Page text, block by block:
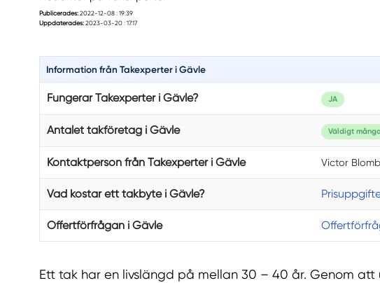
Publicerades: 2022-12-08 : 19:39
Uppdaterades: 2023-03-20 : 17:17
Information från Takexperter i Gävle
Fungerar Takexperter i Gävle? JA
Antalet takföretag i Gävle Väldigt
Kontaktperson från Takexperter i Gävle Victor
Vad kostar ett takbyte i Gävle?
Offertförfrågan i Gävle
Ett tak har en livslängd på mellan 30 – 40 år. Genom